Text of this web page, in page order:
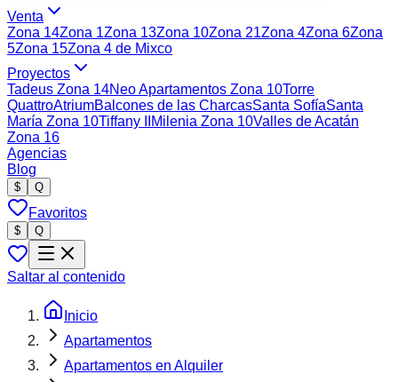
Venta
Zona 14Zona 1Zona 13Zona 10Zona 21Zona 4Zona 6Zona
5Zona 15Zona 4 de Mixco
Proyectos
Tadeus Zona 14Neo Apartamentos Zona 10Torre
QuattroAtriumBalcones de las CharcasSanta SofíaSanta
María Zona 10Tiffany II Milenia Zona 10Valles de Acatán
Zona 16
Agencias
Blog
$ Q
Favoritos
$ Q
Saltar al contenido
Inicio
Apartamentos
Apartamentos en Alquiler